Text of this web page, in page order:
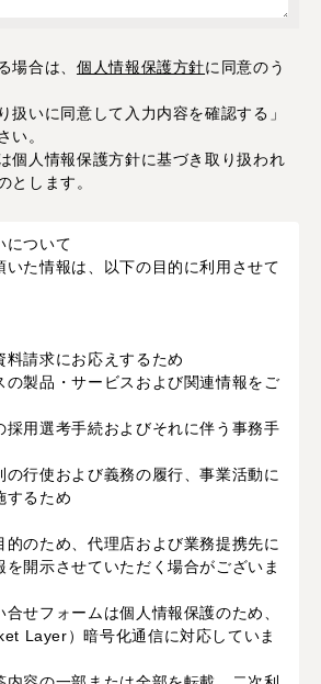
場合は、 個人情報保護方針に同意のう
扱いに同意して入力内容を確認する」
い。
個人情報保護方針に基づき取り扱われ
とします。
について
いた情報は、以下の目的に利用させて
料請求にお応えするため
の製品・サービスおよび関連情報をご
採用選考手続およびそれに伴う事務手
の行使および義務の履行、事業活動に
するため
的のため、代理店および業務提携先に
を開示させていただく場合がございま
せフォームは個人情報保護のため、
Layer）暗号化通信に対応していま